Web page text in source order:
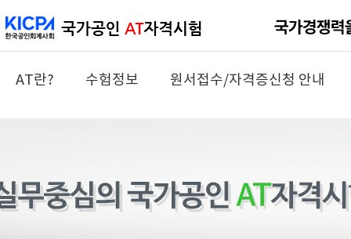
AT란? 수험정보 원서접수/자격증신청 안내